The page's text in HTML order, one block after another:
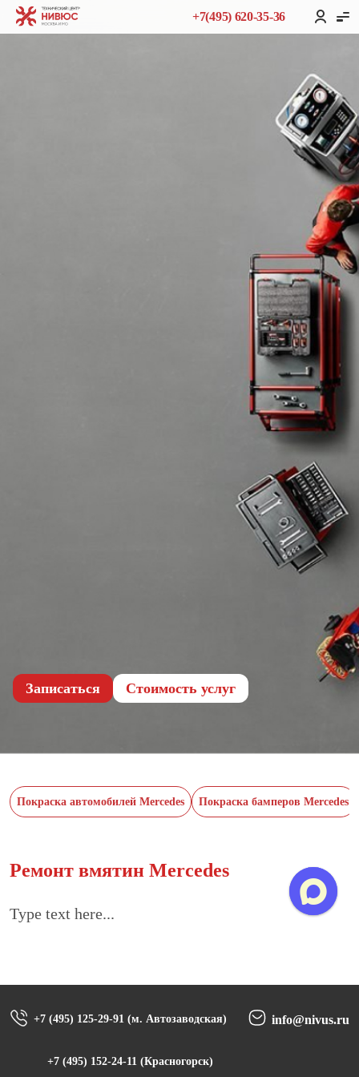
+7(495) 620-35-36
Записаться Cтоимость услуг
Покраска автомобилей Mercedes Покраска бамперов Mercedes
Ремонт вмятин Mercedes
Type text here...
+7 (495) 125-29-91 (м. Автозаводская)
+7 (495) 152-24-11 (Красногорск)
info@nivus.ru